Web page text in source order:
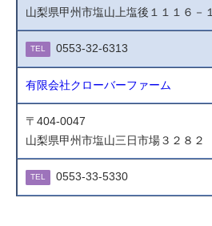
山梨県甲州市塩山上塩後１１１６－１
TEL 0553-32-6313
有限会社クローバーファーム
〒404-0047
山梨県甲州市塩山三日市場３２８２
TEL 0553-33-5330